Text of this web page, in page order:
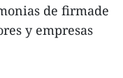
de firmade
y empresas